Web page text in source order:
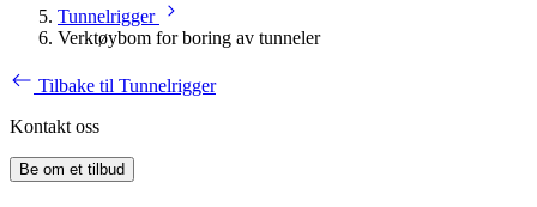
Tunnelrigger
Verktøybom for boring av tunneler
Tilbake til Tunnelrigger
Kontakt oss
Be om et tilbud